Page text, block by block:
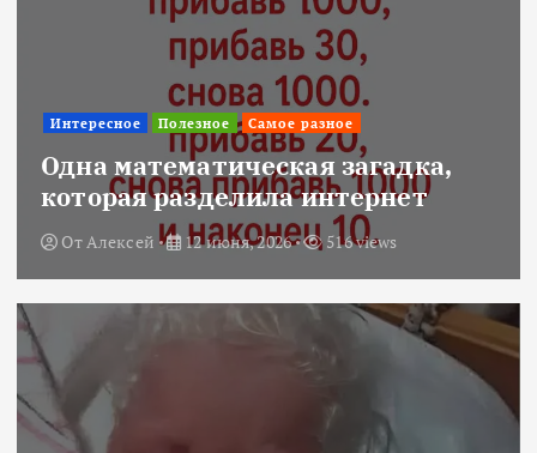
Интересное Полезное Самое разное
Одна математическая загадка,
которая разделила интернет
От Алексей 12 июня, 2026 516 views